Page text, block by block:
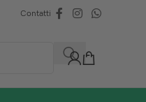
Contatti